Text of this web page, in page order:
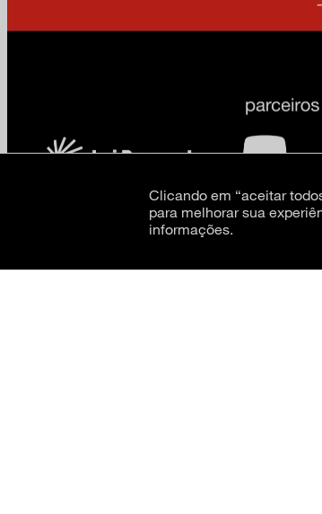
CNPJ: 62.520.218/0001-24Razão social: Museu de Arte Moderna de São Paulo
Clicando em “aceitar
para melhorar sua
informações.